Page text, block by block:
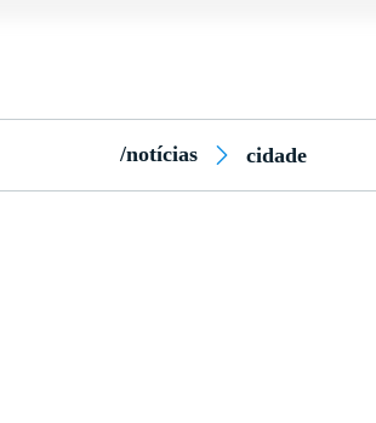
/notícias cidade